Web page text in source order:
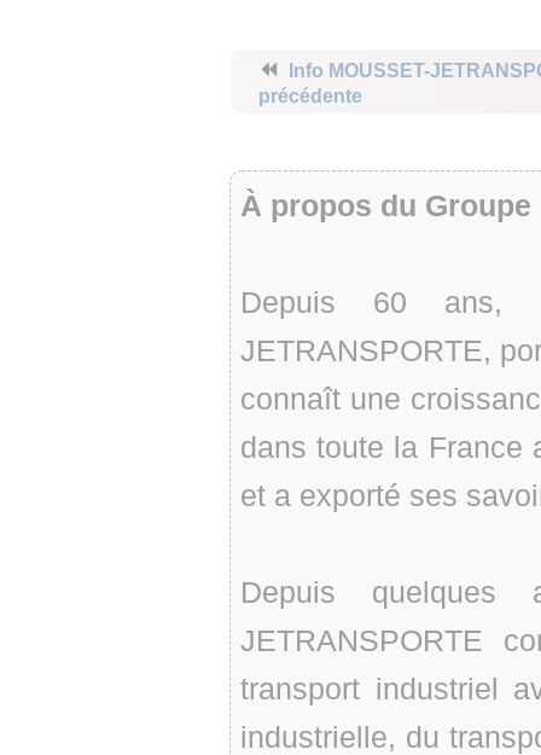
⏪
Info MOUSSET-
précédente
À propos du Groupe
Depuis 60 ans,
JETRANSPORTE,
connaît une
dans toute la France
et a exporté ses
Depuis quelques
JETRANSPORTE
transport industriel
industrielle, du